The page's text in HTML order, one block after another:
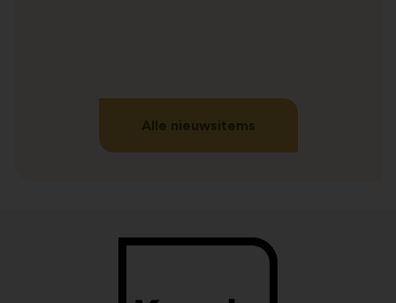
Alle nieuwsitems